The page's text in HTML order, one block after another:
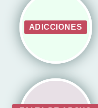
ADICCIONES